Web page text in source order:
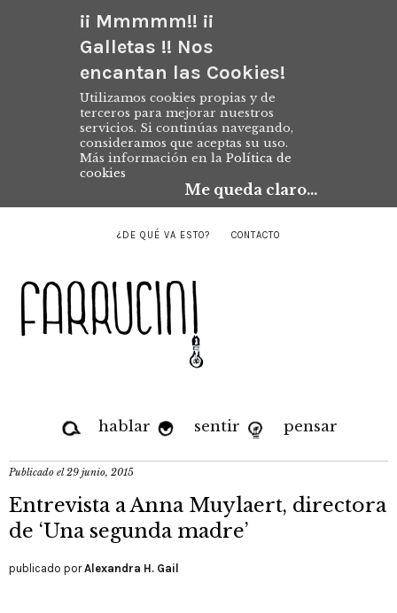
¡¡ Mmmmm!! ¡¡
Galletas !! Nos
encantan las Cookies!
Utilizamos cookies propias y de
terceros para mejorar nuestros
servicios. Si continúas navegando,
consideramos que aceptas su uso.
Más información en la Política de
cookies
Me queda claro...
¿DE QUÉ VA ESTO? CONTACTO
hablar sentir pensar
Publicado el29 junio, 2015
Entrevista a Anna Muylaert, directora
de ‘Una segunda madre’
publicado porAlexandra H. Gail